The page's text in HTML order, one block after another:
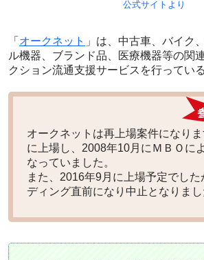
公式サイトより
「 オークネット 」は、中古車、バイク
ル機器、ブランド品、医療機器等の関
クション流通支援サービスを行ってい
オークネットは再上場案件になり
に上場し、2008年10月にＭＢＯに
なっていました。
また、2016年9月に上場予定でし
ディング直前になり中止となりまし